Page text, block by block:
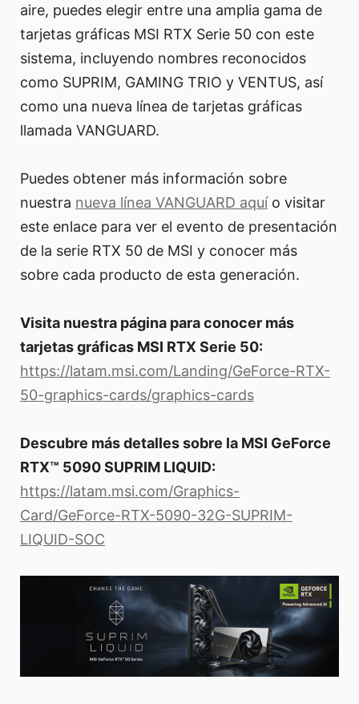
aire, puedes elegir entre una amplia gama de
tarjetas gráficas MSI RTX Serie 50 con este
sistema, incluyendo nombres reconocidos
como SUPRIM, GAMING TRIO y VENTUS, así
como una nueva línea de tarjetas gráficas
llamada VANGUARD.
Puedes obtener más información sobre
nuestra nueva línea VANGUARD aquío visitar
este enlace para ver el evento de presentación
de la serie RTX 50 de MSI y conocer más
sobre cada producto de esta generación.
Visita nuestra página para conocer más
tarjetas gráficas MSI RTX Serie 50:
https://latam.msi.com/Landing/GeForce-RTX-
50-graphics-cards/graphics-cards
Descubre más detalles sobre la MSI GeForce
RTX™ 5090 SUPRIM LIQUID:
https://latam.msi.com/Graphics-
Card/GeForce-RTX-5090-32G-SUPRIM-
LIQUID-SOC